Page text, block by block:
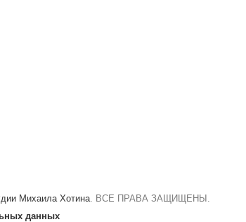
Михаила Хотина. ВСЕ ПРАВА ЗАЩИЩЕНЫ.
данных